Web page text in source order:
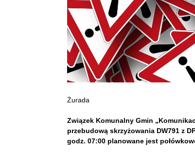
Żurada
Związek Komunalny Gmin
przebudową skrzyżowania DW791 z
godz. 07:00 planowane jest